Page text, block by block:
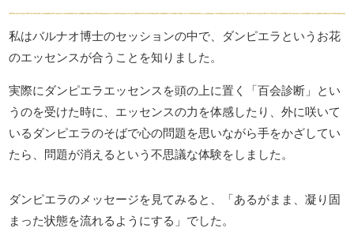
私はバルナオ博士のセッションの中で、ダンピエラというお花
のエッセンスが合うことを知りました。
実際にダンピエラエッセンスを頭の上に置く「百会診断」とい
うのを受けた時に、エッセンスの力を体感したり、外に咲いて
いるダンピエラのそばで心の問題を思いながら手をかざしてい
たら、問題が消えるという不思議な体験をしました。
ダンピエラのメッセージを見てみると、「あるがまま、凝り固
まった状態を流れるようにする」でした。